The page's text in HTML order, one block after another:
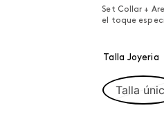
Set Collar +
el toque
Talla Joyeria
Talla